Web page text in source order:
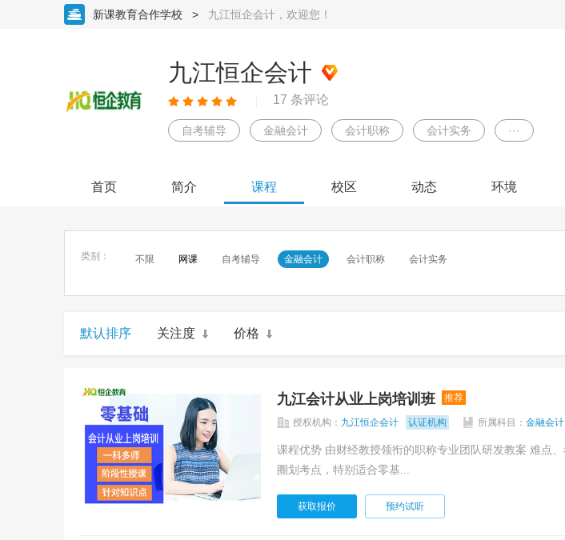
新课教育合作学校 > 九江恒企会计，欢迎您！
九江恒企会计
17 条评论
自考辅导 金融会计 会计职称 会计实务 ···
首页 简介 课程 校区 动态 环境
类别： 不限 网课 自考辅导 金融会计 会计职称 会计实务
默认排序 关注度 价格
九江会计从业上岗培训班 推荐
授权机构： 九江恒企会计 认证机构 所属科目： 金融会计
课程优势 由财经教授领衔的职称专业团队研发教案 难点、考点详尽规划，知识点尽在掌握 准确
圈划考点，特别适合零基...
获取报价 预约试听